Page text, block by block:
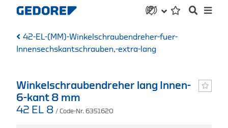
42-EL-(MM)-Winkelschraubendreher-fuer-
Innensechskantschrauben,-extra-lang
Winkelschraubendreher lang Innen-
6-kant 8 mm
42 EL 8 / Code-Nr. 6351620